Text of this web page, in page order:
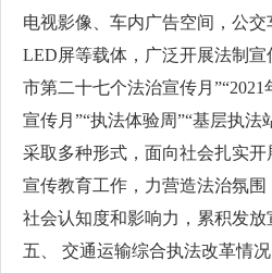
电视影像、车内广告空间，公
LED屏等载体，广泛开展法制宣
市第二十七个法治宣传月
宣传月”“执法体验周”“基层执法
采取多种形式，面向社会扎实
宣传教育工作，力营造法治氛围
社会认知度和影响力，累积发放
五、 交通运输综合执法改革情况